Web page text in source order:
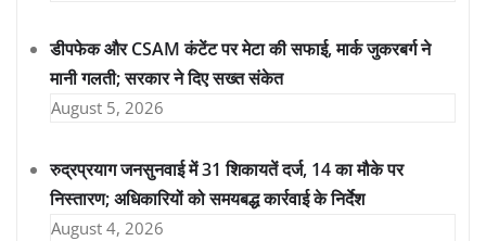
डीपफेक और CSAM कंटेंट पर मेटा की सफाई, मार्क जुकरबर्ग ने
मानी गलती; सरकार ने दिए सख्त संकेत
August 5, 2026
रुद्रप्रयाग जनसुनवाई में 31 शिकायतें दर्ज, 14 का मौके पर
निस्तारण; अधिकारियों को समयबद्ध कार्रवाई के निर्देश
August 4, 2026